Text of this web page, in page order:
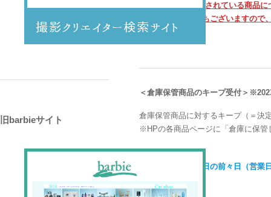
※なお、HPに掲載されている商品
の相違があることもございますの
＜倉庫保管商品のキープ受付＞
倉庫保管商品に対するキープ（＝決
※HPの各商品ページに「倉庫に保
・原則【持出希望日の前々日（営
旧barbieサイト